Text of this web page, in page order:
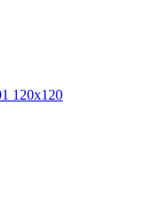
120x120